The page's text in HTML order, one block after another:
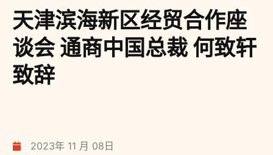
天津滨海新区经贸合作座
谈会 通商中国总裁 何致轩
致辞
2023年 11 月 08日